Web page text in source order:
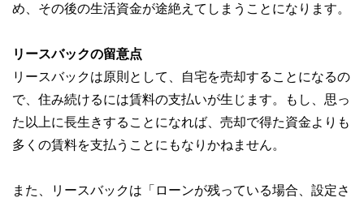
め、その後の生活資金が途絶えてしまうことになります。
リースバックの留意点
リースバックは原則として、自宅を売却することになるの
で、住み続けるには賃料の支払いが生じます。もし、思っ
た以上に長生きすることになれば、売却で得た資金よりも
多くの賃料を支払うことにもなりかねません。
また、リースバックは「ローンが残っている場合、設定さ